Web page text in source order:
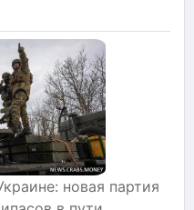
новая партия